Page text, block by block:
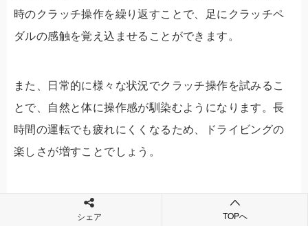
時のクラッチ操作を繰り返すことで、足にクラッチペ
ダルの感触を覚え込ませることができます。
また、日常的に様々な状況でクラッチ操作を試みるこ
とで、自然と体に操作感が馴染むようになります。長
時間の運転でも疲れにくくなるため、ドライビングの
楽しさが増すことでしょう。
難しいと感じるGR86のクラッチ操作を
シェア TOPへ